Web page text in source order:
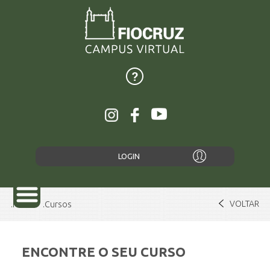
LOGIN
SOBRE
Home Cursos VOLTAR
ENCONTRE O SEU CURSO